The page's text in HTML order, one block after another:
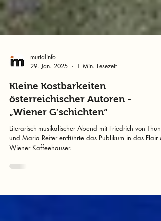
murtalinfo
29. Jan. 2025
1 Min. Lesezeit
Kleine Kostbarkeiten
österreichischer Autoren -
„Wiener G’schichten“
und Maria Reiter entführte das Publikum in das Flair